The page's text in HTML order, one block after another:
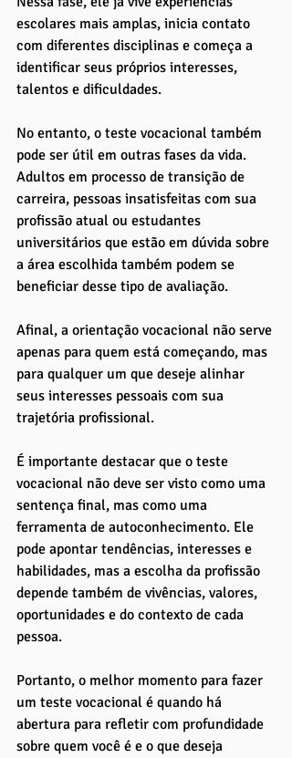
escolares mais amplas, inicia contato
com diferentes disciplinas e começa a
identificar seus próprios interesses,
talentos e dificuldades.
No entanto, o teste vocacional também
pode ser útil em outras fases da vida.
Adultos em processo de transição de
carreira, pessoas insatisfeitas com sua
profissão atual ou estudantes
universitários que estão em dúvida sobre
a área escolhida também podem se
beneficiar desse tipo de avaliação.
Afinal, a orientação vocacional não serve
apenas para quem está começando, mas
para qualquer um que deseje alinhar
seus interesses pessoais com sua
trajetória profissional.
É importante destacar que o teste
vocacional não deve ser visto como uma
sentença final, mas como uma
ferramenta de autoconhecimento. Ele
pode apontar tendências, interesses e
habilidades, mas a escolha da profissão
depende também de vivências, valores,
oportunidades e do contexto de cada
pessoa.
Portanto, o melhor momento para fazer
um teste vocacional é quando há
abertura para refletir com profundidade
sobre quem você é e o que deseja